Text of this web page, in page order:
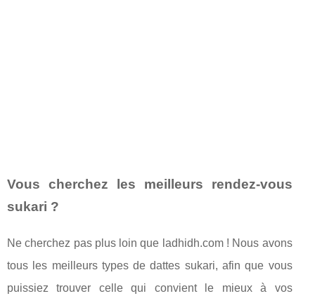
Vous cherchez les meilleurs rendez-vous
sukari ?
Ne cherchez pas plus loin que ladhidh.com ! Nous avons
tous les meilleurs types de dattes sukari, afin que vous
puissiez trouver celle qui convient le mieux à vos